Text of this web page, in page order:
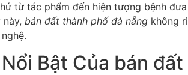
từ tác phẩm đến hiện tượng bệnh
bán đất thành phố đà nẵng không
Bật Của bán